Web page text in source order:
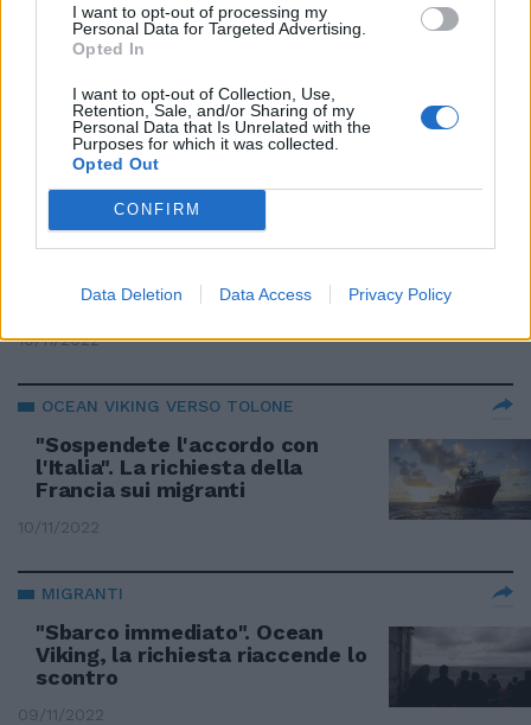
I want to opt-out of processing my
Personal Data for Targeted Advertising.
Opted In
I want to opt-out of Collection, Use,
Retention, Sale, and/or Sharing of my
Personal Data that Is Unrelated with the
Purposes for which it was collected.
Opted Out
CONFIRM
Data Deletion Data Access Privacy Policy
SCONTRO TOTALE
Francia. E Tajani attacca:
"Reazione sproporzionata"
10/11/2022
CONTESA SUI MIGRANTI
Agenti alla frontiera e soccorso
Ue: la Francia e Bruxelles
fregano l’Italia
10/11/2022
OCEAN VIKING VERSO TOLONE
"Sospendete l'accordo con
l'Italia". La richiesta della
Francia sui migranti
10/11/2022
MIGRANTI
"Sbarco immediato". Ocean
Viking, la richiesta riaccende lo
scontro
09/11/2022